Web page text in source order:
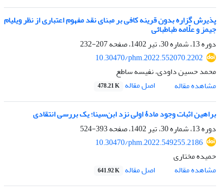
پذیرش گزاره بدون قرینه کافی بر مبنای نقد مفهوم اعتباری از نظر ویلیام
جیمز و علّامه طباطبائی
دوره 13، شماره 30، تیر 1402، صفحه
207-232
10.30470/phm.2022.552070.2202
محمد حسین داودی، نفیسه ساطع
مشاهده مقاله
اصل مقاله 478.21 K
براهین اثبات وجود مادۀ اولی نزد ابن‌سینا؛ یک بررسی انتقادی
دوره 13، شماره 30، تیر 1402، صفحه
393-524
10.30470/phm.2022.549255.2186
حمیده مختاری
مشاهده مقاله
اصل مقاله 641.92 K